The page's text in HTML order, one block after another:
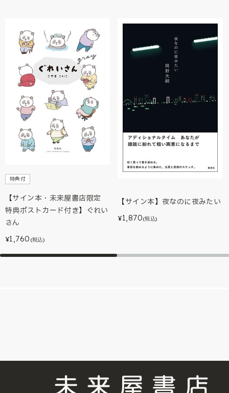
特典付
【サイン本・未来屋書店限定
特典ポストカード付き】ぐれい
さん
¥1,760 (税込)
【サイン本】夜なのに夜みたい
¥1,870(税込)